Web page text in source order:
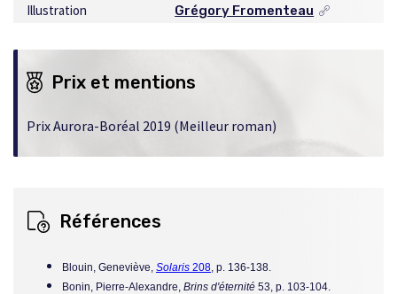
Illustration Grégory Fromenteau
Ce
s'ouvrira
une
Prix et mentions
Prix Aurora-Boréal 2019 (Meilleur roman)
Références
Blouin, Geneviève, Solaris 208, p. 136-138.
Bonin, Pierre-Alexandre, Brins d'éternité 53, p. 103-104.